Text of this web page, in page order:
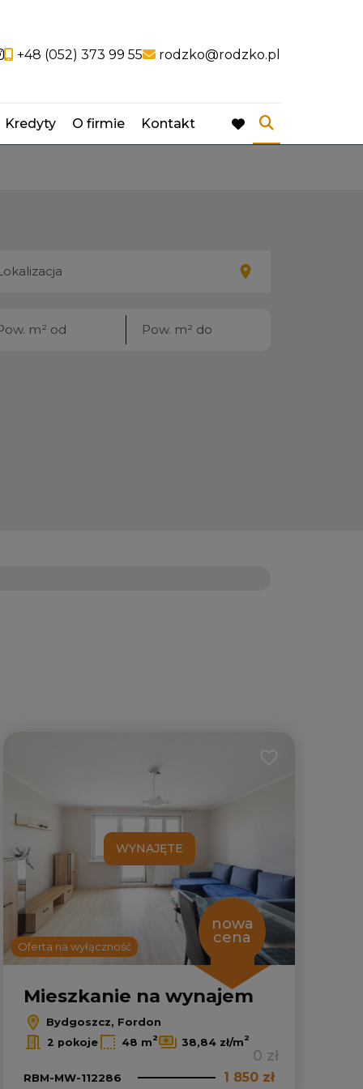
link
Social link
+48 (052) 373 99 55 rodzko@rodzko.pl
Kredyty O firmie Kontakt
favorite
Leaflet|© OpenMapTiles © OpenStreetMap contributors
Oferta na wyłączność
WYNAJĘTE
nowa
cena
Mieszkanie na wynajem
Bydgoszcz, Fordon
2 pokoje 48 m2 38,84 zł/m2
0 zł
RBM-MW-112286 1 850 zł